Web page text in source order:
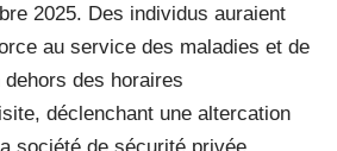
2025. Des individus auraient
au service des maladies et de
des horaires
déclenchant une altercation
société de sécurité privée